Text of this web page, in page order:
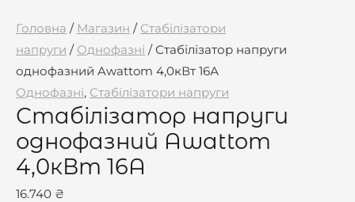
Головна / Магазин / Стабілізатори
напруги / Однофазні / Стабілізатор напруги
однофазний Awattom 4,0кВт 16А
Однофазні, Стабілізатори напруги
Стабілізатор напруги
однофазний Awattom
4,0кВт 16А
16.740 ₴